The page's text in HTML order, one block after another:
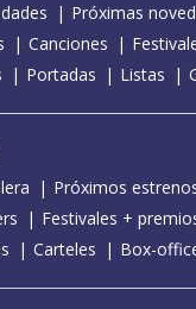
Próximas
Canciones
Portadas Listas
Próximos
Festivales +
Carteles Box-